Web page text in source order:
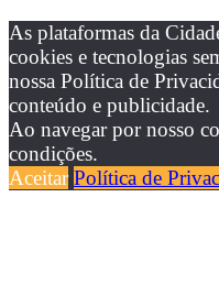
As plataformas da
cookies e tecnologias
nossa Política de
conteúdo e publicidade.
Ao navegar por nosso
condições.
Aceitar Política de